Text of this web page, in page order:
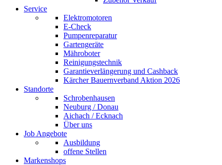
Service
Elektromotoren
E-Check
Pumpenreparatur
Gartengeräte
Mähroboter
Reinigungstechnik
Garantieverlängerung und Cashback
Kärcher Bauernverband Aktion 2026
Standorte
Schrobenhausen
Neuburg / Donau
Aichach / Ecknach
Über uns
Job Angebote
Ausbildung
offene Stellen
Markenshops